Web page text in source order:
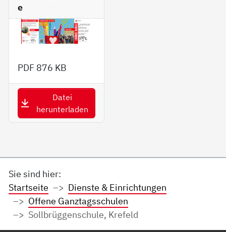
e
PDF 876 KB
Datei
herunterladen
Sie sind hier:
Startseite
Dienste & Einrichtungen
Offene Ganztagsschulen
Sollbrüggenschule, Krefeld